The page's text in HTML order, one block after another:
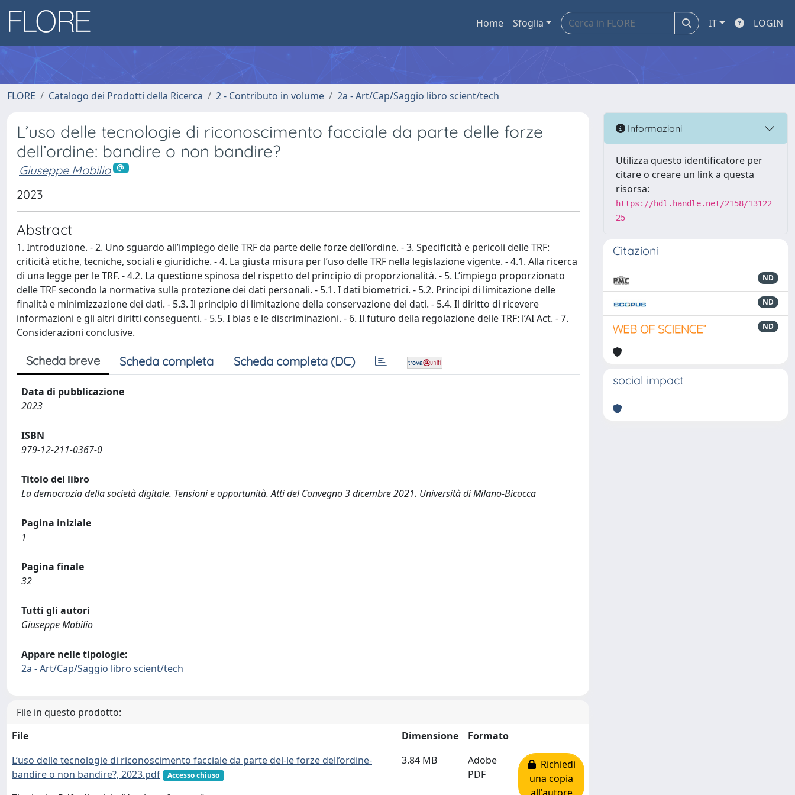
Home Sfoglia IT LOGIN
FLORE Catalogo dei Prodotti della Ricerca 2 - Contributo in volume 2a - Art/Cap/Saggio libro scient/tech
L’uso delle tecnologie di riconoscimento facciale da parte delle forze
dell’ordine: bandire o non bandire?
Giuseppe Mobilio
2023
Abstract
1. Introduzione. - 2. Uno sguardo all’impiego delle TRF da parte delle forze dell’ordine. - 3. Specificità e pericoli delle TRF:
criticità etiche, tecniche, sociali e giuridiche. - 4. La giusta misura per l’uso delle TRF nella legislazione vigente. - 4.1. Alla ricerca
di una legge per le TRF. - 4.2. La questione spinosa del rispetto del principio di proporzionalità. - 5. L’impiego proporzionato
delle TRF secondo la normativa sulla protezione dei dati personali. - 5.1. I dati biometrici. - 5.2. Principi di limitazione delle
finalità e minimizzazione dei dati. - 5.3. Il principio di limitazione della conservazione dei dati. - 5.4. Il diritto di ricevere
informazioni e gli altri diritti conseguenti. - 5.5. I bias e le discriminazioni. - 6. Il futuro della regolazione delle TRF: l’AI Act. - 7.
Considerazioni conclusive.
Scheda breve Scheda completa Scheda completa (DC)
Data di pubblicazione
2023
ISBN
979-12-211-0367-0
Titolo del libro
La democrazia della società digitale. Tensioni e opportunità. Atti del Convegno 3 dicembre 2021. Università di Milano-Bicocca
Pagina iniziale
1
Pagina finale
32
Tutti gli autori
Giuseppe Mobilio
Appare nelle tipologie:
2a - Art/Cap/Saggio libro scient/tech
File in questo prodotto:
File
Dimensione
Formato
L’uso delle tecnologie di riconoscimento facciale da parte del-le forze dell’ordine-
bandire o non bandire?, 2023.pdf
Accesso chiuso
3.84 MB
Adobe
PDF
Richiedi
una copia
Informazioni
Utilizza questo identificatore per
citare o creare un link a questa
risorsa:
https://hdl.handle.net/2158/13122
25
Citazioni
ND
ND
ND
social impact